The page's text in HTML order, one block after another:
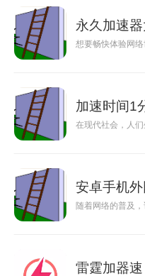
永久加速
想要畅快体验网
加速时间1
在现代社会，人
安卓手机
随着网络的普及
雷霆加器速